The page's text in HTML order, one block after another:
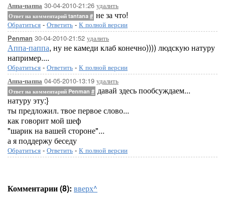
Аппа-паппа 30-04-2010-21:26 удалить
Ответ на комментарий tantana # не за что!
Обратиться - Ответить - К полной версии
Penman 30-04-2010-21:52 удалить
Аппа-паппа, ну не камеди клаб конечно)))) людскую натуру
например....
Обратиться - Ответить - К полной версии
Аппа-паппа 04-05-2010-13:19 удалить
Ответ на комментарий Penman # давай здесь пообсуждаем...
натуру эту:}
ты предложил. твое первое слово...
как говорит мой шеф
"шарик на вашей стороне"...
а я поддержу беседу
Обратиться - Ответить - К полной версии
Комментарии (8): вверх^